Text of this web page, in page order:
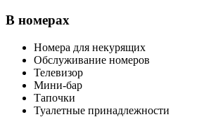
В номерах
Номера для некурящих
Обслуживание номеров
Телевизор
Мини-бар
Тапочки
Туалетные принадлежности